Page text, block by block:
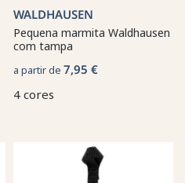
WALDHAUSEN
Pequena marmita Waldhausen
com tampa
a partir de 7,95 €
4 cores